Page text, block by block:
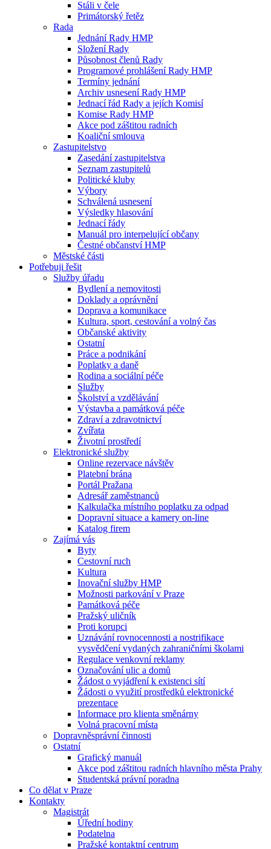
Stáli v čele
Primátorský řetěz
Rada
Jednání Rady HMP
Složení Rady
Působnost členů Rady
Programové prohlášení Rady HMP
Termíny jednání
Archiv usnesení Rady HMP
Jednací řád Rady a jejích Komisí
Komise Rady HMP
Akce pod záštitou radních
Koaliční smlouva
Zastupitelstvo
Zasedání zastupitelstva
Seznam zastupitelů
Politické kluby
Výbory
Schválená usnesení
Výsledky hlasování
Jednací řády
Manuál pro interpelující občany
Čestné občanství HMP
Městské části
Potřebuji řešit
Služby úřadu
Bydlení a nemovitosti
Doklady a oprávnění
Doprava a komunikace
Kultura, sport, cestování a volný čas
Občanské aktivity
Ostatní
Práce a podnikání
Poplatky a daně
Rodina a sociální péče
Služby
Školství a vzdělávání
Výstavba a památková péče
Zdraví a zdravotnictví
Zvířata
Životní prostředí
Elektronické služby
Online rezervace návštěv
Platební brána
Portál Pražana
Adresář zaměstnanců
Kalkulačka místního poplatku za odpad
Dopravní situace a kamery on-line
Katalog firem
Zajímá vás
Byty
Cestovní ruch
Kultura
Inovační služby HMP
Možnosti parkování v Praze
Památková péče
Pražský uličník
Proti korupci
Uznávání rovnocennosti a nostrifikace
vysvědčení vydaných zahraničními školami
Regulace venkovní reklamy
Označování ulic a domů
Žádost o vyjádření k existenci sítí
Žádosti o využití prostředků elektronické
prezentace
Informace pro klienta směnárny
Volná pracovní místa
Dopravněsprávní činnosti
Ostatní
Grafický manuál
Akce pod záštitou radních hlavního města Prahy
Studentská právní poradna
Co dělat v Praze
Kontakty
Magistrát
Úřední hodiny
Podatelna
Pražské kontaktní centrum